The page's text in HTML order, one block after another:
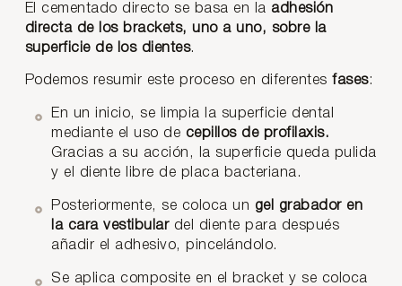
El cementado directo se basa en la adhesión
directa de los brackets, uno a uno, sobre la
superficie de los dientes.
Podemos resumir este proceso en diferentesfases:
En un inicio, se limpia la superficie dental
mediante el uso de cepillos de profilaxis.
Gracias a su acción, la superficie queda pulida
y el diente libre de placa bacteriana.
Posteriormente, se coloca un gel grabador en
la cara vestibulardel diente para después
añadir el adhesivo, pincelándolo.
Se aplica composite en el bracket y se coloca